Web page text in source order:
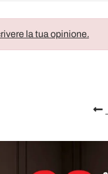
la tua opinione.